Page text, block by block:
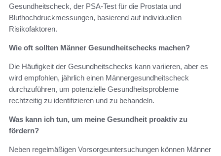
Gesundheitscheck, der PSA-Test für die Prostata und
Bluthochdruckmessungen, basierend auf individuellen
Risikofaktoren.
Wie oft sollten Männer Gesundheitschecks machen?
Die Häufigkeit der Gesundheitschecks kann variieren, aber es
wird empfohlen, jährlich einen Männergesundheitscheck
durchzuführen, um potenzielle Gesundheitsprobleme
rechtzeitig zu identifizieren und zu behandeln.
Was kann ich tun, um meine Gesundheit proaktiv zu
fördern?
Neben regelmäßigen Vorsorgeuntersuchungen können Männer